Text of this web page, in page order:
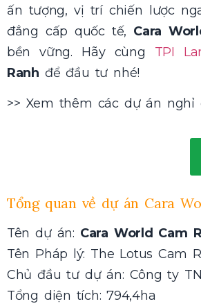
ấn tượng, vị trí chiến lược
đẳng cấp quốc tế, Cara
bền vững. Hãy cùng TPI
Ranh để đầu tư nhé!
>> Xem thêm các dự án nghỉ
Tổng quan về dự án Cara
Tên dự án: Cara World Cam
Tên Pháp lý: The Lotus Cam
Chủ đầu tư dự án: Công ty
Tổng diện tích: 794,4ha